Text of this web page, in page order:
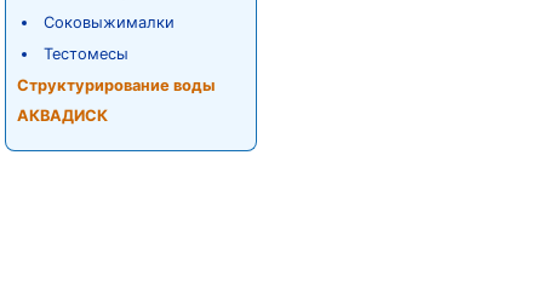
Соковыжималки
Тестомесы
Структурирование воды
АКВАДИСК